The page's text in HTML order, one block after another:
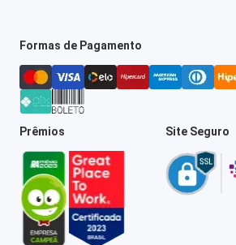
Formas de Pagamento
Prêmios Site Seguro